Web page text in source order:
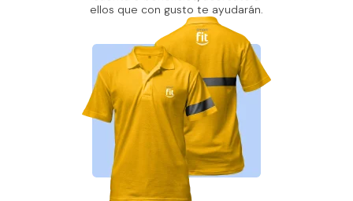
ellos que con gusto te ayudarán.